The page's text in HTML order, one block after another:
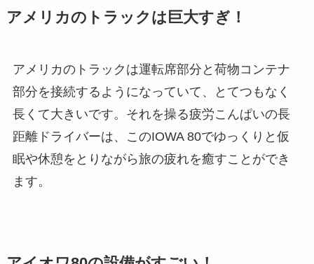
アメリカのトラックは巨大すぎ！
アメリカのトラックは運転席部分と荷物コンテナ
部分を接続するようになっていて、とてつもなく
長くて大きいです。それを操る疲労こんぱいの長
距離ドライバーは、このIOWA 80でゆっくりと仮
眠や休憩をとりながら旅の疲れを癒すことができ
ます。